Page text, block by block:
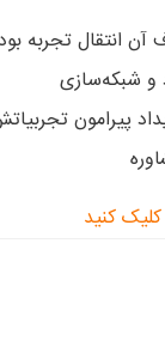
آن انتقال
کنید